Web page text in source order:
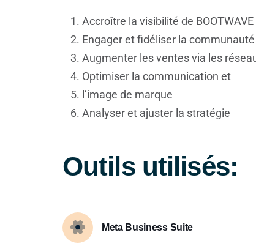
Accroître la visibilité de BOOTWAVE
Engager et fidéliser la communauté
Augmenter les ventes via les
Optimiser la communication et
l’image de marque
Analyser et ajuster la stratégie
Outils utilisés:
Meta Business Suite